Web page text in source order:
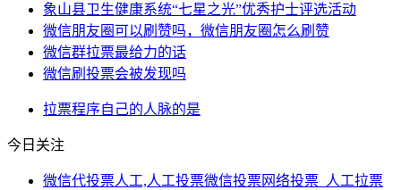
象山县卫生健康系统“七星之光”优秀护士评选活动
微信朋友圈可以刷赞吗，微信朋友圈怎么刷赞
微信群拉票最给力的话
微信刷投票会被发现吗
拉票程序自己的人脉的是
今日关注
微信代投票人工,人工投票微信投票网络投票_人工拉票